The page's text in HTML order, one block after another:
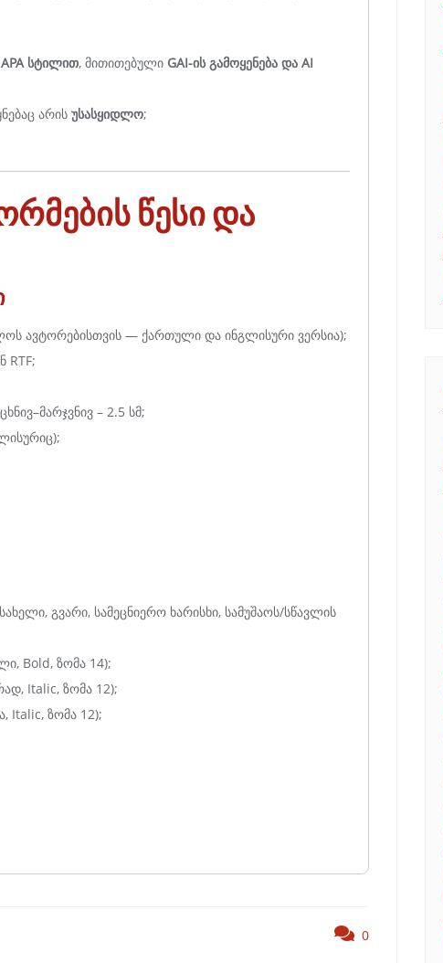
APA სტილით, მითითებული GAI-ის გამოყენება და AI
არის უსასყიდლო;
წესი და
ავტორებისთვის — ქართული და ინგლისური ვერსია);
RTF;
– 2.5 სმ;
გვარი, სამეცნიერო ხარისხი, სამუშაოს/სწავლის
Bold, ზომა 14);
Italic, ზომა 12);
Italic, ზომა 12);
0